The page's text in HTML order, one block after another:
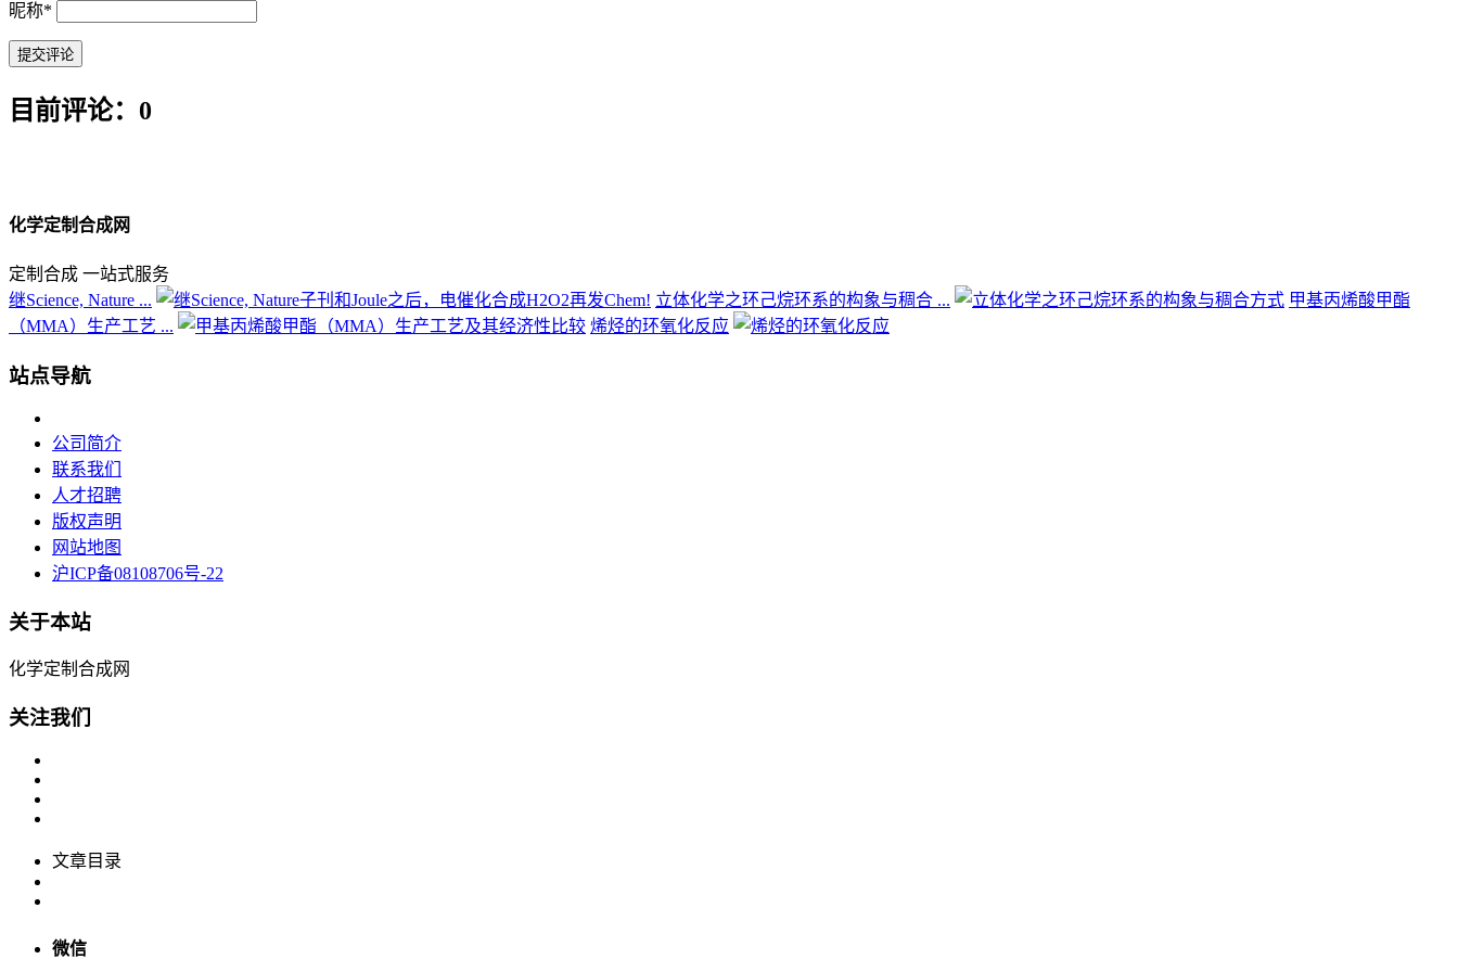
昵称*
目前评论：0
化学定制合成网
定制合成 一站式服务
继Science, Nature ...
立体化学之环己烷环系的构象与稠合 ...
甲基丙烯酸甲酯
（MMA）生产工艺 ...
烯烃的环氧化反应
站点导航
公司简介
联系我们
人才招聘
版权声明
网站地图
沪ICP备08108706号-22
关于本站
化学定制合成网
关注我们
文章目录
微信